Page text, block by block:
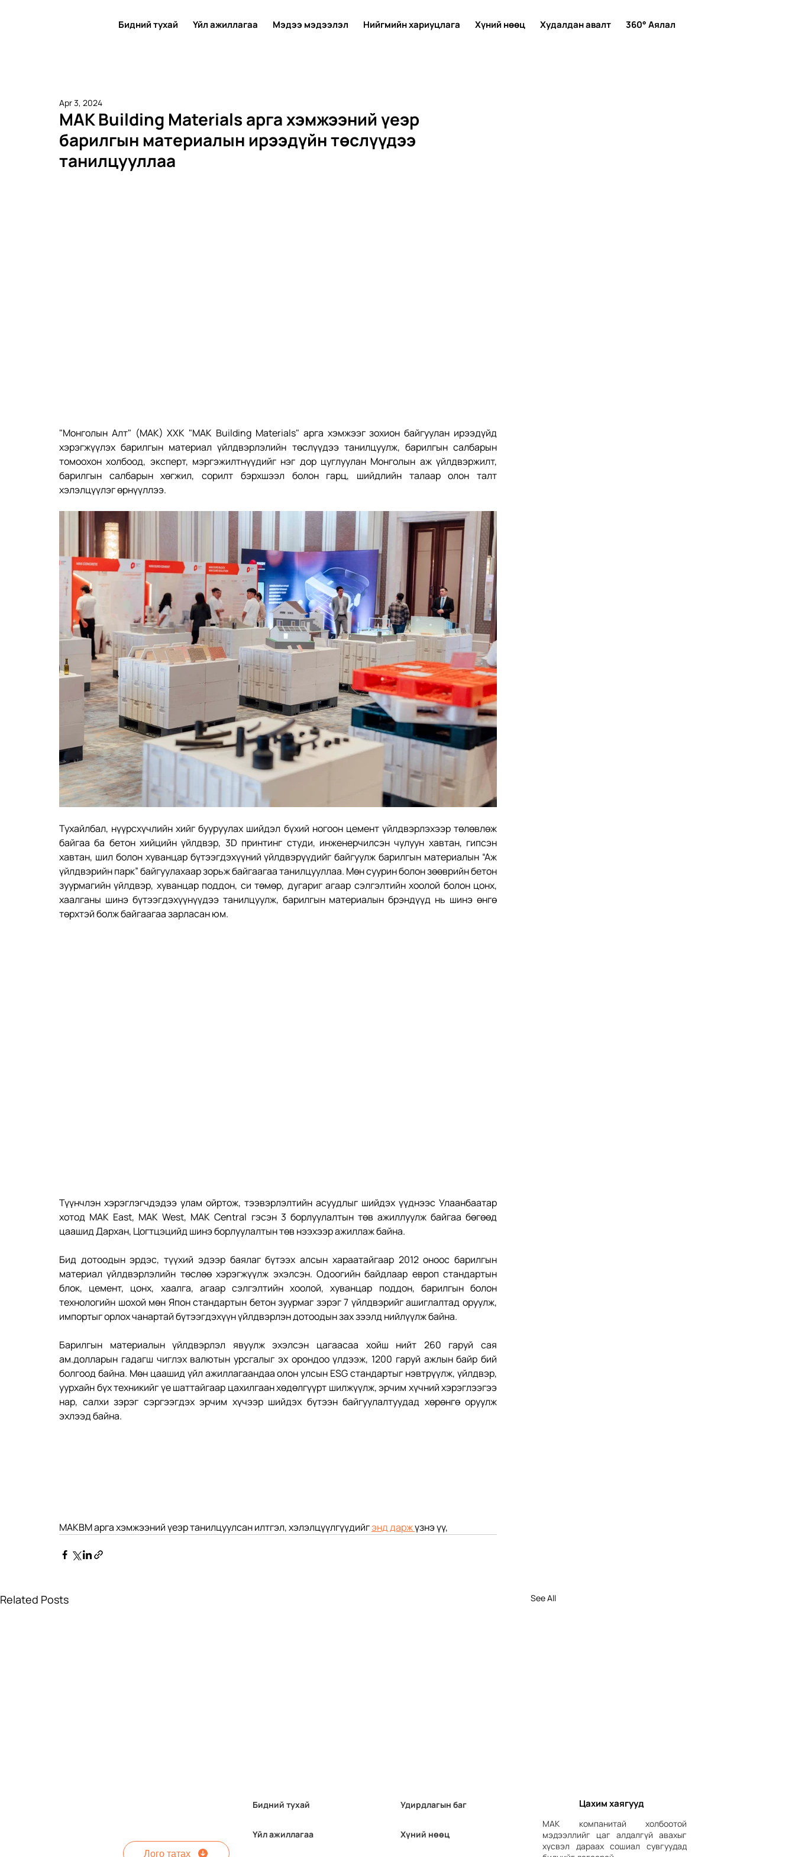
Бидний тухай Үйл ажиллагаа Мэдээ мэдээлэл Нийгмийн хариуцлага Хүний нөөц Худалдан авалт 360° Аялал
MAK Building Materials арга хэмжээний үеэр
барилгын материалын ирээдүйн төслүүдээ
танилцууллаа
Apr 3, 2024
"Монголын Алт" (МАК) ХХК "MAK Building Materials" арга хэмжээг зохион байгуулан ирээдүйд
хэрэгжүүлэх барилгын материал үйлдвэрлэлийн төслүүдээ танилцуулж, барилгын салбарын
томоохон холбоод, эксперт, мэргэжилтнүүдийг нэг дор цуглуулан Монголын аж үйлдвэржилт,
барилгын салбарын хөгжил, сорилт бэрхшээл болон гарц, шийдлийн талаар олон талт
хэлэлцүүлэг өрнүүллээ.
Тухайлбал, нүүрсхүчлийн хийг бууруулах шийдэл бүхий ногоон цемент үйлдвэрлэхээр төлөвлөж
байгаа ба бетон хийцийн үйлдвэр, 3D принтинг студи, инженерчилсэн чулуун хавтан, гипсэн
хавтан, шил болон хуванцар бүтээгдэхүүний үйлдвэрүүдийг байгуулж барилгын материалын “Аж
үйлдвэрийн парк” байгуулахаар зорьж байгаагаа танилцууллаа. Мөн суурин болон зөөврийн бетон
зуурмагийн үйлдвэр, хуванцар поддон, си төмөр, дугариг агаар сэлгэлтийн хоолой болон цонх,
хаалганы шинэ бүтээгдэхүүнүүдээ танилцуулж, барилгын материалын брэндүүд нь шинэ өнгө
төрхтэй болж байгаагаа зарласан юм.
Түүнчлэн хэрэглэгчдэдээ улам ойртож, тээвэрлэлтийн асуудлыг шийдэх үүднээс Улаанбаатар
хотод MAK East, MAK West, MAK Central гэсэн 3 борлуулалтын төв ажиллуулж байгаа бөгөөд
цаашид Дархан, Цогтцэцийд шинэ борлуулалтын төв нээхээр ажиллаж байна.
Бид дотоодын эрдэс, түүхий эдээр баялаг бүтээх алсын хараатайгаар 2012 оноос барилгын
материал үйлдвэрлэлийн төслөө хэрэгжүүлж эхэлсэн. Одоогийн байдлаар европ стандартын
блок, цемент, цонх, хаалга, агаар сэлгэлтийн хоолой, хуванцар поддон, барилгын болон
технологийн шохой мөн Япон стандартын бетон зуурмаг зэрэг 7 үйлдвэрийг ашиглалтад оруулж,
импортыг орлох чанартай бүтээгдэхүүн үйлдвэрлэн дотоодын зах зээлд нийлүүлж байна.
Барилгын материалын үйлдвэрлэл явуулж эхэлсэн цагаасаа хойш нийт 260 гаруй сая
ам.долларын гадагш чиглэх валютын урсгалыг эх орондоо үлдээж, 1200 гаруй ажлын байр бий
болгоод байна. Мөн цаашид үйл ажиллагаандаа олон улсын ESG стандартыг нэвтрүүлж, үйлдвэр,
уурхайн бүх техникийг үе шаттайгаар цахилгаан хөдөлгүүрт шилжүүлж, эрчим хүчний хэрэглээгээ
нар, салхи зэрэг сэргээгдэх эрчим хүчээр шийдэх бүтээн байгуулалтуудад хөрөнгө оруулж
эхлээд байна.
MAKBM арга хэмжээний үеэр танилцуулсан илтгэл, хэлэлцүүлгүүдийг энд дарж үзнэ үү,
Related Posts See All
Лого татах
Бидний тухай
Үйл ажиллагаа
Удирдлагын баг
Хүний нөөц
Цахим хаягууд
МАК компанитай холбоотой
мэдээллийг цаг алдалгүй авахыг
хүсвэл дараах сошиал сувгуудад